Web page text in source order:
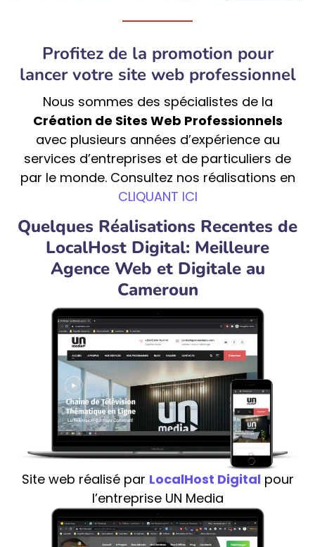
Profitez de la promotion pour
lancer votre site web professionnel
Nous sommes des spécialistes de la
Création de Sites Web Professionnels
avec plusieurs années d’expérience au
services d’entreprises et de particuliers de
par le monde. Consultez nos réalisations en
CLIQUANT ICI
Quelques Réalisations Recentes de
LocalHost Digital: Meilleure
Agence Web et Digitale au
Cameroun
Site web réalisé par LocalHost Digital pour
l’entreprise UN Media